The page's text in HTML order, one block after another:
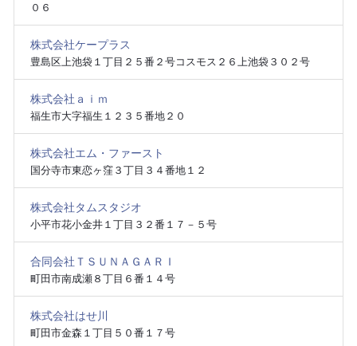
０６
株式会社ケープラス
豊島区上池袋１丁目２５番２号コスモス２６上池袋３０２号
株式会社ａｉｍ
福生市大字福生１２３５番地２０
株式会社エム・ファースト
国分寺市東恋ヶ窪３丁目３４番地１２
株式会社タムスタジオ
小平市花小金井１丁目３２番１７－５号
合同会社ＴＳＵＮＡＧＡＲＩ
町田市南成瀬８丁目６番１４号
株式会社はせ川
町田市金森１丁目５０番１７号